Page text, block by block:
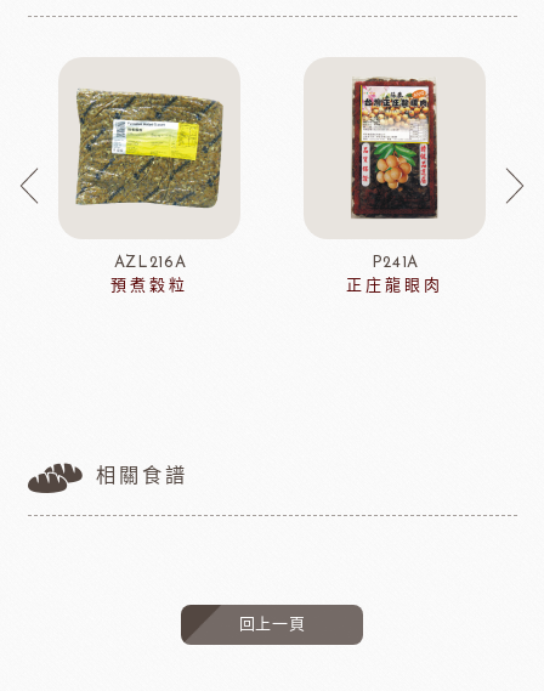
AZL216A
預煮穀粒
P241A
正庄龍眼肉
相關食譜
回上一頁